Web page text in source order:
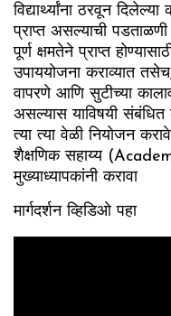
विद्यार्थ्यांना ठरवून
प्राप्त असल्याची पडताळणी
पूर्ण क्षमतेने प्राप्त
उपाययोजना कराव्यात
वापरणे आणि सुटीच्या
असल्यास याविषयी संबंधित
त्या त्या वेळी नियोजन
शैक्षणिक सहाय्य
मुख्याध्यापकांनी करावा
मार्गदर्शन व्हिडिओ पहा